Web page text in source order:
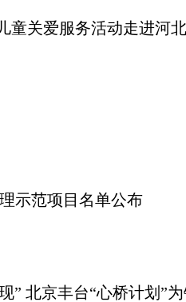
童关爱服务活动走进河
示范项目名单公布
” 北京丰台“心桥计划”